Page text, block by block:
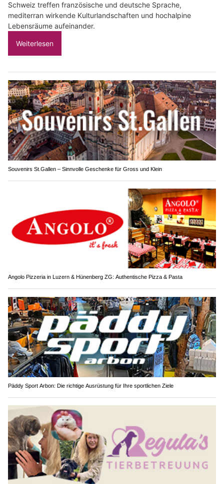
Schweiz treffen französische und deutsche Sprache,
mediterran wirkende Kulturlandschaften und hochalpine
Lebensräume aufeinander.
Weiterlesen
Souvenirs St.Gallen – Sinnvolle Geschenke für Gross und Klein
Angolo Pizzeria in Luzern & Hünenberg ZG: Authentische Pizza & Pasta
Päddy Sport Arbon: Die richtige Ausrüstung für Ihre sportlichen Ziele